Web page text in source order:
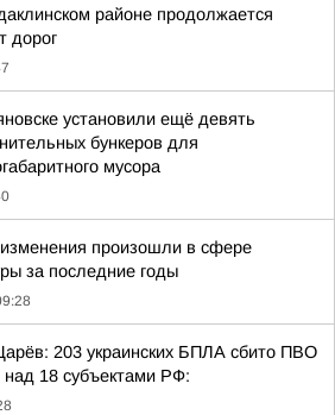
районе продолжается
дорог
установили ещё девять
бункеров для
мусора
произошли в сфере
за последние годы
203 украинских БПЛА сбито ПВО
18 субъектами РФ: